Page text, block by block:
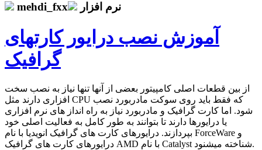
mehdi_fxx
نرم افزار
آموزش نصب درایور کارتهای
گرافیک
از بین قطعات اصلی کامپیتور بعضی از آنها تنها نیاز به نصب سخت
افزاری دارند مثل CPU که فقط باید روی سوکت مادربورد نصب
شود. اما کارت گرافیک و مادربورد نیاز به راه انداز های نرم افزاری
یا درایورها دارند تا بتوانند به طور کامل به فعالیت اصلی خود
بپردازند. درایورهای کارت های گرافیک انویدیا با نام ForceWare و
درایورهای کارت های گرافیک AMD با نام Catalyst شناخته میشنود.